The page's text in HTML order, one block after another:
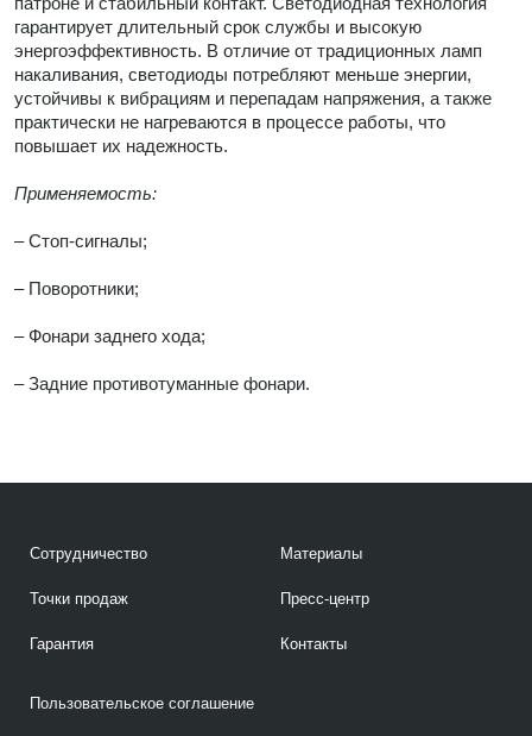
гарантирует длительный срок службы и высокую
энергоэффективность. В отличие от традиционных ламп
накаливания, светодиоды потребляют меньше энергии,
устойчивы к вибрациям и перепадам напряжения, а также
практически не нагреваются в процессе работы, что
повышает их надежность.
Применяемость:
– Стоп-сигналы;
– Поворотники;
– Фонари заднего хода;
– Задние противотуманные фонари.
Сотрудничество
Точки продаж
Гарантия
Материалы
Пресс-центр
Контакты
Пользовательское соглашение